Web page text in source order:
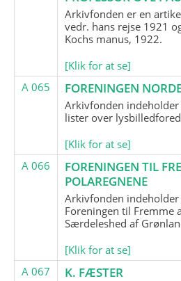
Arkivfonden er en
vedr. hans rejse 1921
Kochs manus, 1922.
[Klik for at se]
A 065
FORENINGEN
Arkivfonden
lister over
[Klik for at se]
A 066
FORENINGEN TIL
POLAREGNENE
Arkivfonden
Foreningen til Fremme
Særdeleshed af
[Klik for at se]
A 067
K. FÆSTER